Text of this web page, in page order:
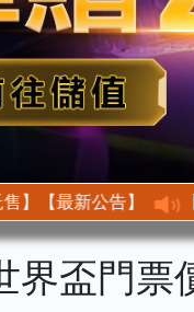
【最新公告】【首次託售需身分驗證以此證明本人出款託售】
界盃門票